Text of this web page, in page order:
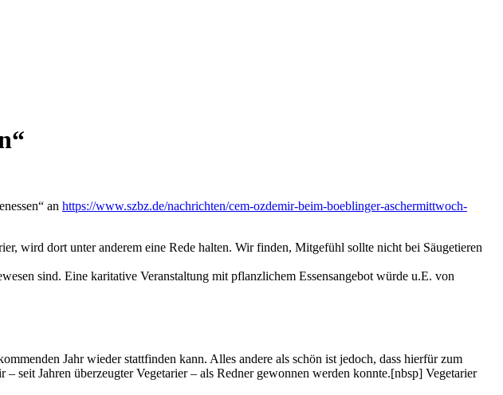
an https://www.szbz.de/nachrichten/cem-ozdemir-beim-boeblinger-aschermittwoch-
wird dort unter anderem eine Rede halten. Wir finden, Mitgefühl sollte nicht bei Säugetieren
sind. Eine karitative Veranstaltung mit pflanzlichem Essensangebot würde u.E. von
Jahr wieder stattfinden kann. Alles andere als schön ist jedoch, dass hierfür zum
seit Jahren überzeugter Vegetarier – als Redner gewonnen werden konnte.[nbsp] Vegetarier